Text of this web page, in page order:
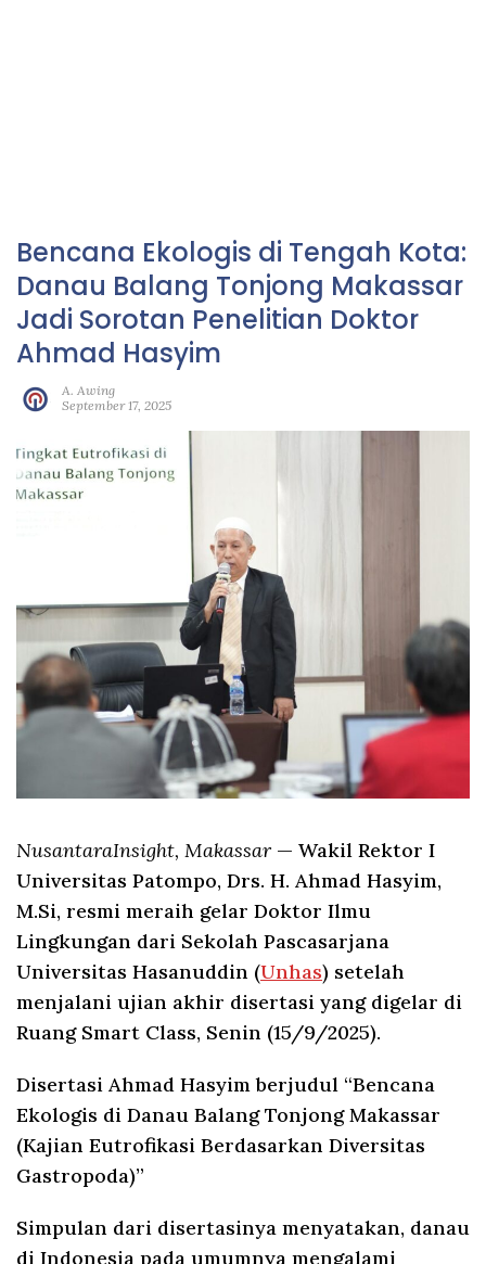
Bencana Ekologis di Tengah Kota:
Danau Balang Tonjong Makassar
Jadi Sorotan Penelitian Doktor
Ahmad Hasyim
A. Awing
September 17, 2025
NusantaraInsight, Makassar — Wakil Rektor I
Universitas Patompo, Drs. H. Ahmad Hasyim,
M.Si, resmi meraih gelar Doktor Ilmu
Lingkungan dari Sekolah Pascasarjana
Universitas Hasanuddin (Unhas) setelah
menjalani ujian akhir disertasi yang digelar di
Ruang Smart Class, Senin (15/9/2025).
Disertasi Ahmad Hasyim berjudul “Bencana
Ekologis di Danau Balang Tonjong Makassar
(Kajian Eutrofikasi Berdasarkan Diversitas
Gastropoda)”
Simpulan dari disertasinya menyatakan, danau
di Indonesia pada umumnya mengalami